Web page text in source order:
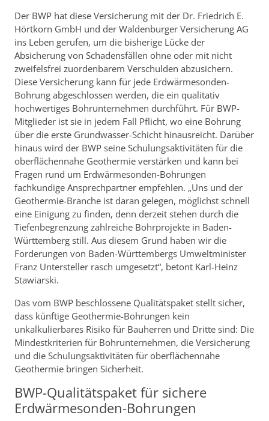
Der BWP hat diese Versicherung mit der Dr. Friedrich E.
Hörtkorn GmbH und der Waldenburger Versicherung AG
ins Leben gerufen, um die bisherige Lücke der
Absicherung von Schadensfällen ohne oder mit nicht
zweifelsfrei zuordenbarem Verschulden abzusichern.
Diese Versicherung kann für jede Erdwärmesonden-
Bohrung abgeschlossen werden, die ein qualitativ
hochwertiges Bohrunternehmen durchführt. Für BWP-
Mitglieder ist sie in jedem Fall Pflicht, wo eine Bohrung
über die erste Grundwasser-Schicht hinausreicht. Darüber
hinaus wird der BWP seine Schulungsaktivitäten für die
oberflächennahe Geothermie verstärken und kann bei
Fragen rund um Erdwärmesonden-Bohrungen
fachkundige Ansprechpartner empfehlen. „Uns und der
Geother­mie-Branche ist daran gelegen, möglichst schnell
eine Einigung zu finden, denn derzeit stehen durch die
Tiefenbegrenzung zahlreiche Bohrprojekte in Baden-
Württemberg still. Aus diesem Grund haben wir die
Forderungen von Baden-Württembergs Umweltminister
Franz Untersteller rasch umgesetzt“, betont Karl-Heinz
Stawiarski.
Das vom BWP beschlossene Qualitätspaket stellt sicher,
dass künftige Geothermie-Bohrungen kein
unkalkulierbares Risiko für Bauherren und Dritte sind: Die
Mindestkriterien für Bohrunternehmen, die Versicherung
und die Schulungsaktivitäten für oberflächennahe
Geothermie bringen Sicherheit.
BWP-Qualitätspaket für sichere
Erdwärmesonden-Bohrungen